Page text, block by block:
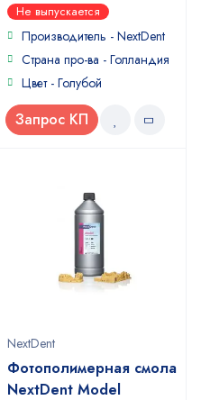
0
out
of
Не выпускается
Производитель - NextDent
Страна про-ва - Голландия
Цвет - Голубой
Запрос КП
NextDent
Фотополимерная смола
NextDent Model